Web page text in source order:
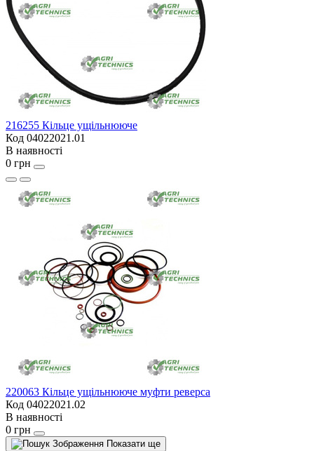
216255 Кільце ущільнююче
Код 04022021.01
В наявності
0 грн
220063 Кільце ущільнююче муфти реверса
Код 04022021.02
В наявності
0 грн
Показати ще